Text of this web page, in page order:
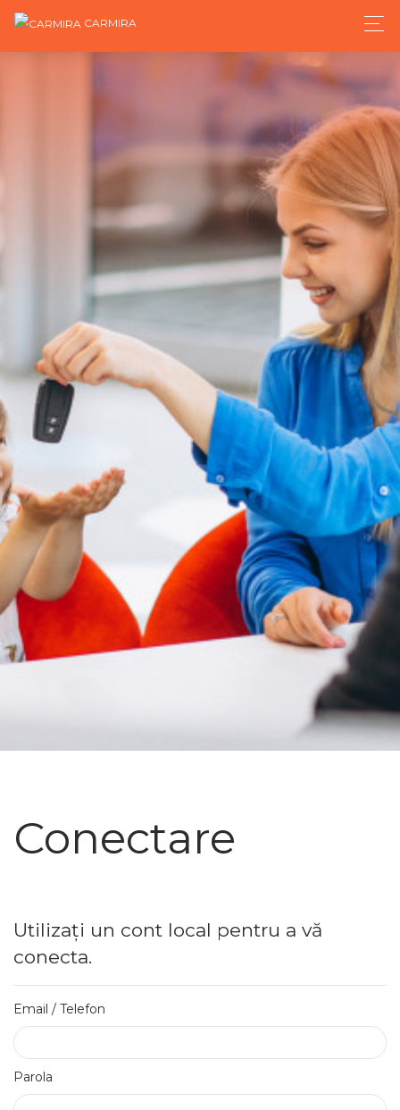
CARMIRA
Conectare
Utilizați un cont local pentru a vă
conecta.
Email / Telefon
Parola